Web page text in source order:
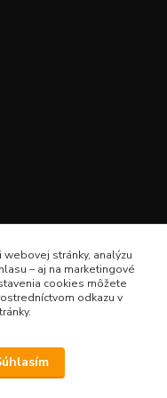
stránky, analýzu
– aj na marketingové
cookies môžete
odkazu v